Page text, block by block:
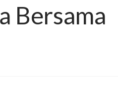
Bersama